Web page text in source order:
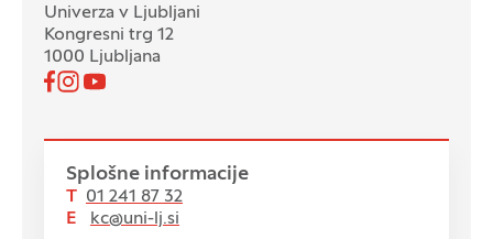
Univerza v Ljubljani
Kongresni trg 12
1000 Ljubljana
Spremljajte nas
Pojdi na našo Facebook stran
Pojdi na našo Instagram stran
Pojdi na YouTube stran
Splošne informacije
T 01 241 87 32
E
kc@uni-lj.si